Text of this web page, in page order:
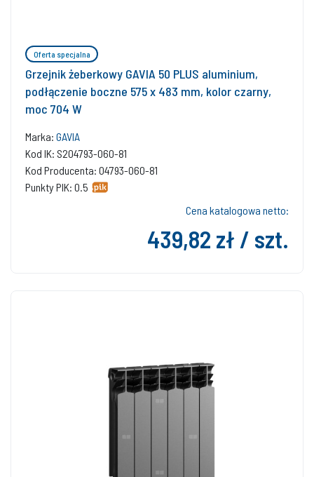
Oferta specjalna
Grzejnik żeberkowy GAVIA 50 PLUS aluminium,
podłączenie boczne 575 x 483 mm, kolor czarny,
moc 704 W
Marka: GAVIA
Kod IK: S204793-060-81
Kod Producenta: 04793-060-81
Punkty PIK: 0.5
Cena katalogowa netto:
439,82 zł / szt.